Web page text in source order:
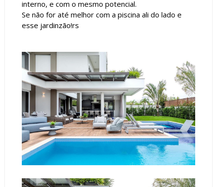
interno, e com o mesmo potencial.
Se não for até melhor com a piscina ali do lado e
esse jardinzão!rs